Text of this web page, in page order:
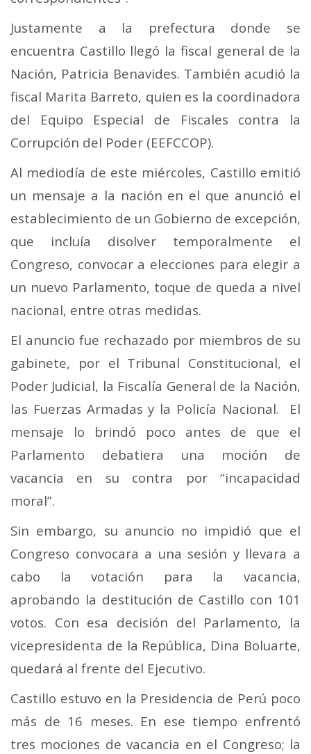
Justamente a la prefectura donde se
encuentra Castillo llegó la fiscal general de la
Nación, Patricia Benavides. También acudió la
fiscal Marita Barreto, quien es la coordinadora
del Equipo Especial de Fiscales contra la
Corrupción del Poder (EEFCCOP).
Al mediodía de este miércoles, Castillo emitió
un mensaje a la nación en el que anunció el
establecimiento de un Gobierno de excepción,
que incluía disolver temporalmente el
Congreso, convocar a elecciones para elegir a
un nuevo Parlamento, toque de queda a nivel
nacional, entre otras medidas.
El anuncio fue rechazado por miembros de su
gabinete, por el Tribunal Constitucional, el
Poder Judicial, la Fiscalía General de la Nación,
las Fuerzas Armadas y la Policía Nacional. El
mensaje lo brindó poco antes de que el
Parlamento debatiera una moción de
vacancia en su contra por “incapacidad
moral”.
Sin embargo, su anuncio no impidió que el
Congreso convocara a una sesión y llevara a
cabo la votación para la vacancia,
aprobando la destitución de Castillo con 101
votos. Con esa decisión del Parlamento, la
vicepresidenta de la República, Dina Boluarte,
quedará al frente del Ejecutivo.
Castillo estuvo en la Presidencia de Perú poco
más de 16 meses. En ese tiempo enfrentó
tres mociones de vacancia en el Congreso; la